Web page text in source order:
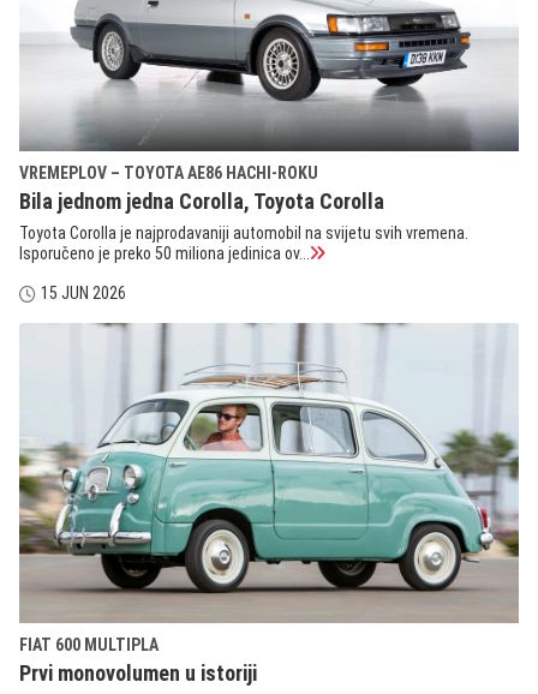
VREMEPLOV – TOYOTA AE86 HACHI-ROKU
Bila jednom jedna Corolla, Toyota Corolla
Toyota Corolla je najprodavaniji automobil na svijetu svih vremena.
Isporučeno je preko 50 miliona jedinica ov...
15 JUN 2026
FIAT 600 MULTIPLA
Prvi monovolumen u istoriji